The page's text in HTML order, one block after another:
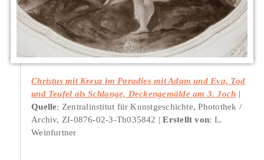
Christus mit Kreuz im Paradies mit Adam und Eva, Tod
und Teufel als Schlange, Deckengemälde am 3. Joch
Quelle: Zentralinstitut für Kunstgeschichte, Photothek /
Archiv, ZI-0876-02-3-Th035842
Erstellt von: L.
Weinfurtner